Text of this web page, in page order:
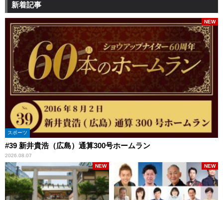
新着記事
スポーツ
#39 新井貴浩（広島）通算300号ホームラン
2026.08.07
NEW
NEW NEW